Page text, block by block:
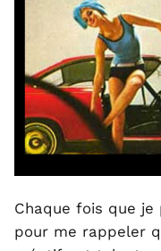
Chaque fois que
pour me rappeler